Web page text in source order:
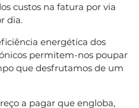
custos na fatura por via
dia.
energética dos
permitem-nos poupar
que desfrutamos de um
a pagar que engloba,